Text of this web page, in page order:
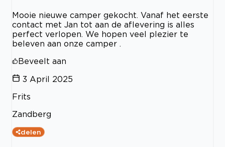
Mooie nieuwe camper gekocht. Vanaf het eerste
contact met Jan tot aan de aflevering is alles
perfect verlopen. We hopen veel plezier te
beleven aan onze camper .
Beveelt aan
3 April 2025
Frits
Zandberg
delen